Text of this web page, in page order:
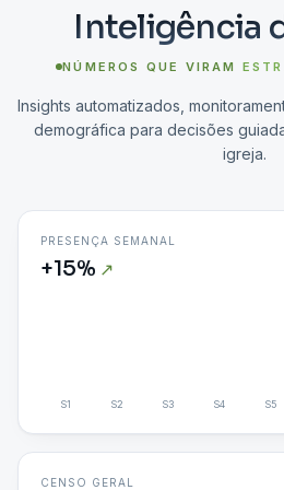
Inteligência
NÚMEROS QUE VIRAM
Insights automatizados,
demográfica para decisões
igreja.
PRESENÇA SEMANAL
+15% ↗
S1 S2 S3 S4 S5
CENSO GERAL